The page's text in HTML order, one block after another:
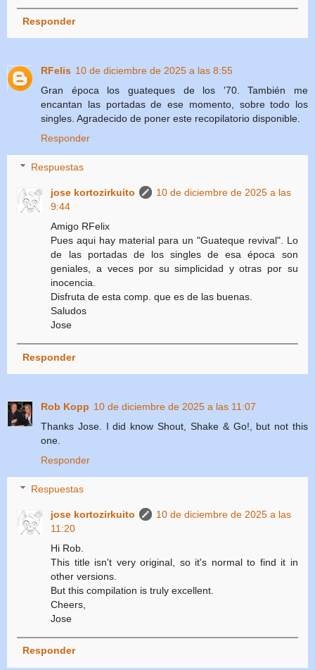
Responder
RFelis 10 de diciembre de 2025 a las 8:55
Gran época los guateques de los '70. También me
encantan las portadas de ese momento, sobre todo los
singles. Agradecido de poner este recopilatorio disponible.
Responder
Respuestas
jose kortozirkuito
10 de diciembre de 2025 a las
9:44
Amigo RFelix
Pues aqui hay material para un "Guateque revival". Lo
de las portadas de los singles de esa época son
geniales, a veces por su simplicidad y otras por su
inocencia.
Disfruta de esta comp. que es de las buenas.
Saludos
Jose
Responder
Rob Kopp 10 de diciembre de 2025 a las 11:07
Thanks Jose. I did know Shout, Shake & Go!, but not this
one.
Responder
Respuestas
jose kortozirkuito
10 de diciembre de 2025 a las
11:20
Hi Rob.
This title isn't very original, so it's normal to find it in
other versions.
But this compilation is truly excellent.
Cheers,
Jose
Responder